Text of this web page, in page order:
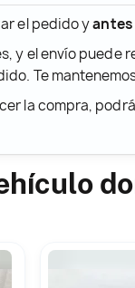
el pedido yantes
y el envío puede
Te
la compra,